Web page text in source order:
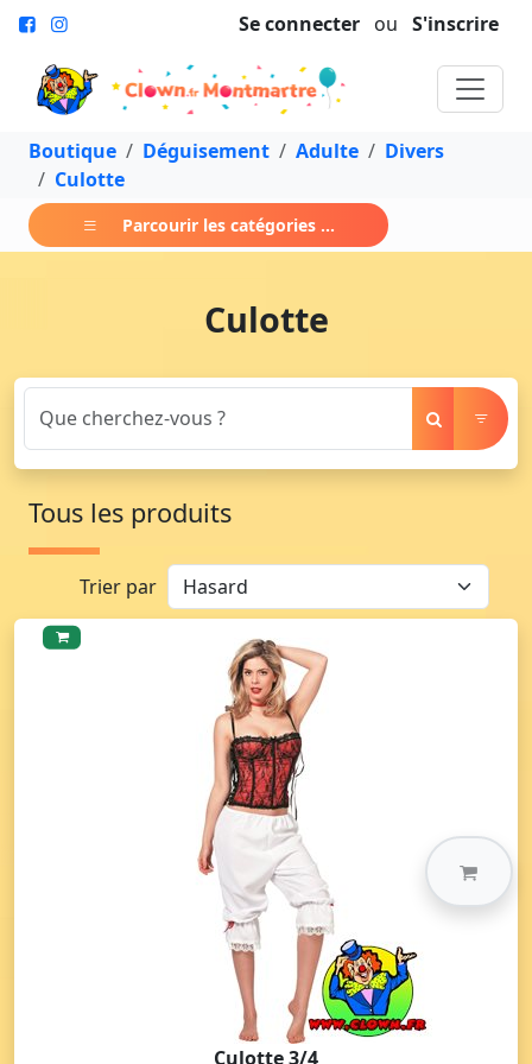
Se connecter ou S'inscrire
Boutique Déguisement Adulte
Divers
Culotte
Parcourir les catégories ...
Culotte
Tous les produits
Trier par
Culotte 3/4